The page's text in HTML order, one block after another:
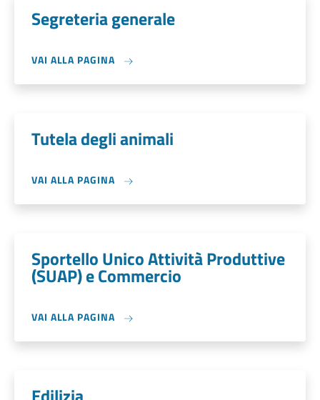
Segreteria generale
VAI ALLA PAGINA
Tutela degli animali
VAI ALLA PAGINA
Sportello Unico Attività Produttive
(SUAP) e Commercio
VAI ALLA PAGINA